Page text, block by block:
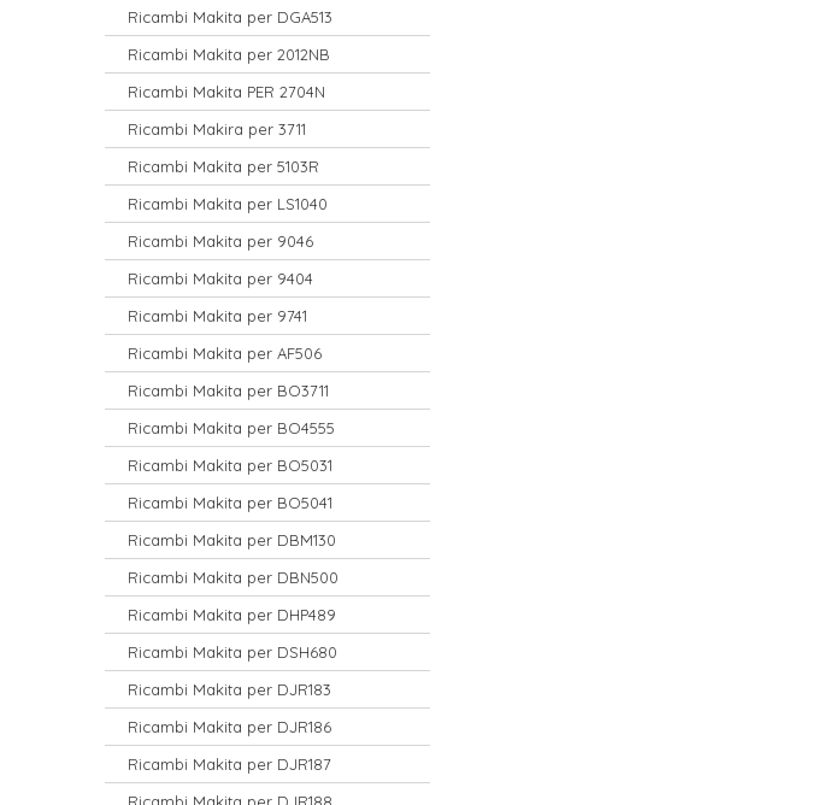
Ricambi Makita per DGA513
Ricambi Makita per 2012NB
Ricambi Makita PER 2704N
Ricambi Makira per 3711
Ricambi Makita per 5103R
Ricambi Makita per LS1040
Ricambi Makita per 9046
Ricambi Makita per 9404
Ricambi Makita per 9741
Ricambi Makita per AF506
Ricambi Makita per BO3711
Ricambi Makita per BO4555
Ricambi Makita per BO5031
Ricambi Makita per BO5041
Ricambi Makita per DBM130
Ricambi Makita per DBN500
Ricambi Makita per DHP489
Ricambi Makita per DSH680
Ricambi Makita per DJR183
Ricambi Makita per DJR186
Ricambi Makita per DJR187